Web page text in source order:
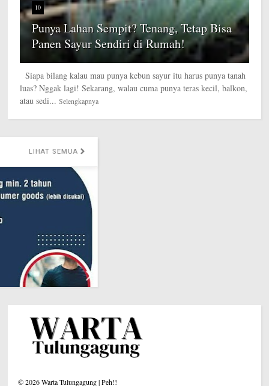
10
Punya Lahan Sempit? Tenang, Tetap Bisa
Panen Sayur Sendiri di Rumah!
Siapa bilang kalau mau punya kebun sayur itu harus punya tanah
luas? Nggak lagi! Sekarang, walau cuma punya teras kecil, balkon,
atau sedi... Selengkapnya
LIHAT SEMUA
©2026Warta Tulungagung | Peh!!